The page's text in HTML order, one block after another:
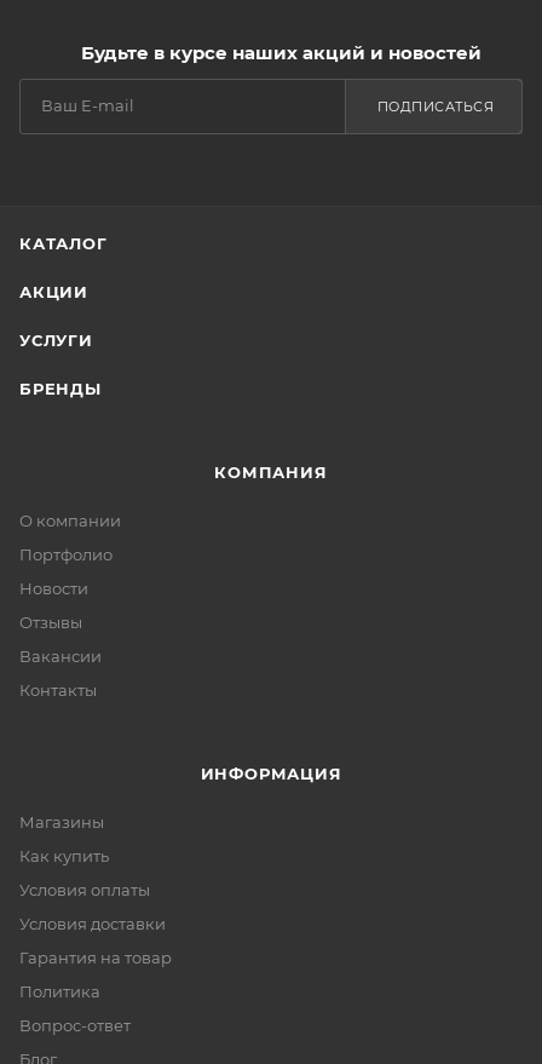
Будьте в курсе наших акций и новостей
ПОДПИСАТЬСЯ
КАТАЛОГ
АКЦИИ
УСЛУГИ
БРЕНДЫ
КОМПАНИЯ
О компании
Портфолио
Новости
Отзывы
Вакансии
Контакты
ИНФОРМАЦИЯ
Магазины
Как купить
Условия оплаты
Условия доставки
Гарантия на товар
Политика
Вопрос-ответ
Блог